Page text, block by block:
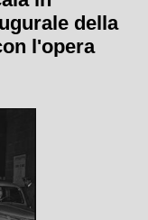
della
l'opera
di Carl